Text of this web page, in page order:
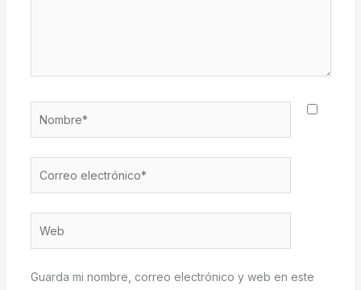
electrónico*
Guarda mi nombre, correo electrónico y web en este